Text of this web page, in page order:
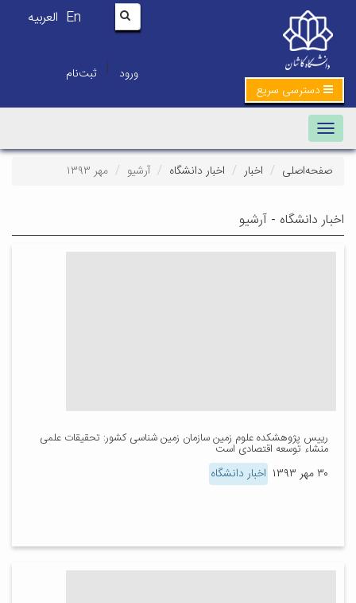
En العربیه
ورود | ثبت‌نام
دسترسی سریع
Toggle navigation
صفحه‌اصلی اخبار اخبار دانشگاه آرشیو مهر ۱۳۹۳
اخبار دانشگاه - آرشیو
رییس پژوهشکده علوم زمین سازمان زمین شناسی کشور: تحقیقات علمی
منشاء توسعه اقتصادی است
۳۰ مهر ۱۳۹۳ اخبار دانشگاه